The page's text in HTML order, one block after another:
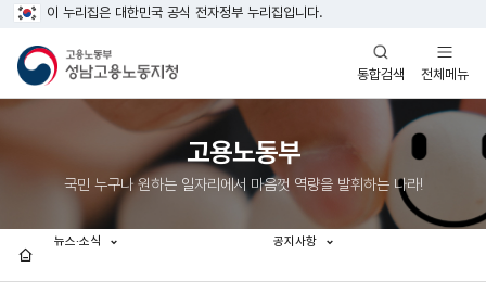
이 누리집은 대한민국 공식 전자정부 누리집입니다.
통합검색
열기
전체메뉴
열기
고용노동부
국민 누구나 원하는 일자리에서 마음껏 역량을 발휘하는 나라!
뉴스·소식 공지사항